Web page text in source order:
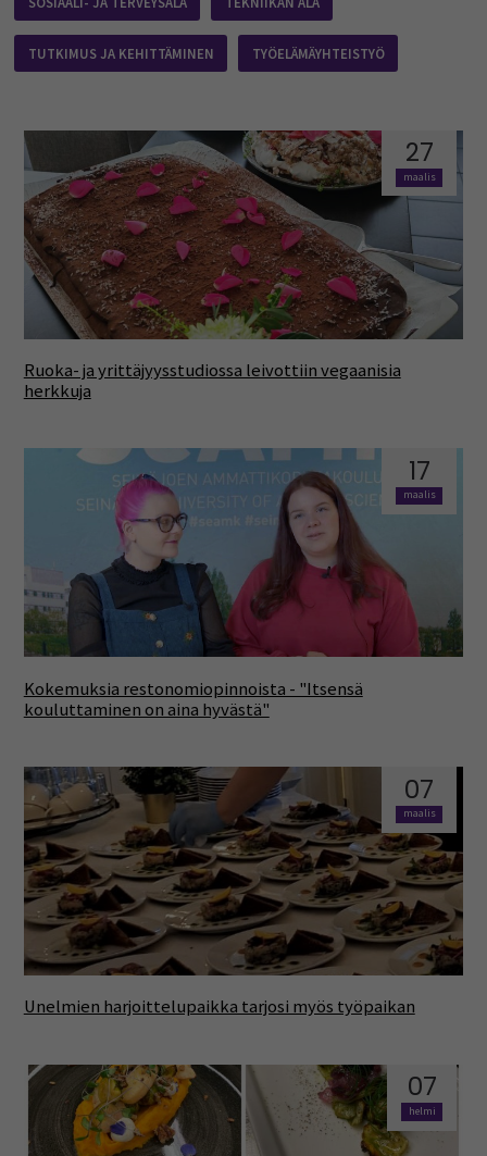
TUTKIMUS JA KEHITTÄMINEN TYÖELÄMÄYHTEISTYÖ
27
maalis
Ruoka- ja yrittäjyysstudiossa leivottiin vegaanisia
herkkuja
17
maalis
Kokemuksia restonomiopinnoista - "Itsensä
kouluttaminen on aina hyvästä"
07
maalis
Unelmien harjoittelupaikka tarjosi myös työpaikan
07
helmi